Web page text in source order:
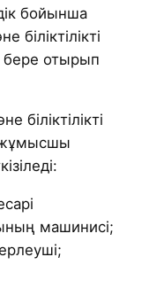
бойынша
біліктілікті
бере отырып
біліктілікті
жұмысшы
машинисі;